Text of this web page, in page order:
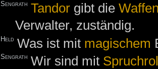
Sengrath Tandor gibt die
Verwalter, zuständig.
Held Was ist mit magischem
Sengrath Wir sind mit